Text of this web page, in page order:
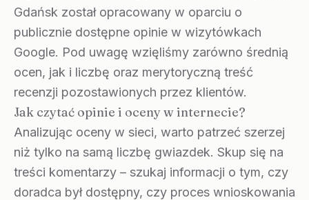
Gdańsk został opracowany w oparciu o
publicznie dostępne opinie w wizytówkach
Google. Pod uwagę wzięliśmy zarówno średnią
ocen, jak i liczbę oraz merytoryczną treść
recenzji pozostawionych przez klientów.
Jak czytać opinie i oceny w internecie?
Analizując oceny w sieci, warto patrzeć szerzej
niż tylko na samą liczbę gwiazdek. Skup się na
treści komentarzy – szukaj informacji o tym, czy
doradca był dostępny, czy proces wnioskowania